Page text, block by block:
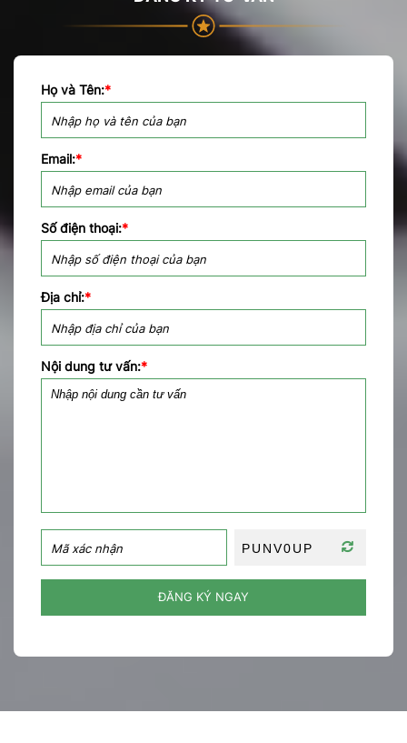
Họ và Tên:*
Email:*
Số điện thoại:*
Địa chỉ:*
Nội dung tư vấn:*
ĐĂNG KÝ NGAY